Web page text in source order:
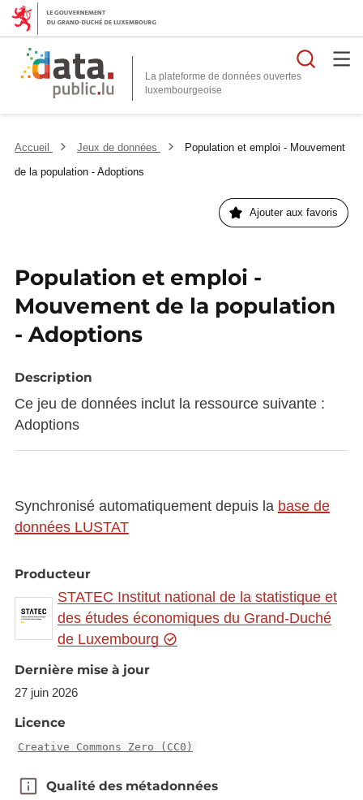
La plateforme de données ouvertes
Accueil Jeux de données
Population et emploi - Mouvement
de la population - Adoptions
Ajouter aux favoris
Population et emploi -
Mouvement de la population
- Adoptions
Description
Ce jeu de données inclut la ressource suivante :
Adoptions
Synchronisé automatiquement depuis la base de
données LUSTAT
Producteur
STATEC Institut national de la statistique et
des études économiques du Grand-Duché
de Luxembourg
Dernière mise à jour
27 juin 2026
Licence
Creative Commons Zero (CC0)
Qualité des métadonnées
Qualité des métadonnées